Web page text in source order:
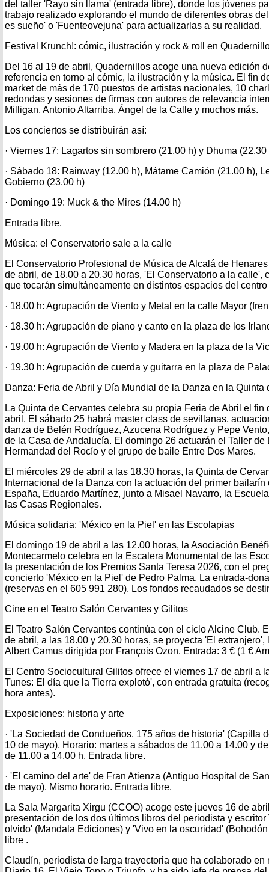
del taller 'Rayo sin llama' (entrada libre), donde los jóvenes
trabajo realizado explorando el mundo de diferentes obras
es sueño' o 'Fuenteovejuna' para actualizarlas a su realidad.
Festival Krunch!: cómic, ilustración y rock & roll en
Del 16 al 19 de abril, Quadernillos acoge una nueva edición
referencia en torno al cómic, la ilustración y la música. El fin
market de más de 170 puestos de artistas nacionales, 10
redondas y sesiones de firmas con autores de relevancia
Milligan, Antonio Altarriba, Ángel de la Calle y muchos más.
Los conciertos se distribuirán así:
· Viernes 17: Lagartos sin sombrero (21.00 h) y Dhuma (22.30
· Sábado 18: Rainway (12.00 h), Mátame Camión (21.00 h),
Gobierno (23.00 h)
· Domingo 19: Muck & the Mires (14.00 h)
Entrada libre.
Música: el Conservatorio sale a la calle
El Conservatorio Profesional de Música de Alcalá de
de abril, de 18.00 a 20.30 horas, 'El Conservatorio a la calle',
que tocarán simultáneamente en distintos espacios del
· 18.00 h: Agrupación de Viento y Metal en la calle Mayor
· 18.30 h: Agrupación de piano y canto en la plaza de los
· 19.00 h: Agrupación de Viento y Madera en la plaza de la
· 19.30 h: Agrupación de cuerda y guitarra en la plaza de
Danza: Feria de Abril y Día Mundial de la Danza en la Quinta
La Quinta de Cervantes celebra su propia Feria de Abril el fin
abril. El sábado 25 habrá master class de sevillanas,
danza de Belén Rodríguez, Azucena Rodríguez y Pepe
de la Casa de Andalucía. El domingo 26 actuarán el Taller de
Hermandad del Rocío y el grupo de baile Entre Dos Mares.
El miércoles 29 de abril a las 18.30 horas, la Quinta de
Internacional de la Danza con la actuación del primer
España, Eduardo Martínez, junto a Misael Navarro, la
las Casas Regionales.
Música solidaria: 'México en la Piel' en las Escolapias
El domingo 19 de abril a las 12.00 horas, la Asociación
Montecarmelo celebra en la Escalera Monumental de las
la presentación de los Premios Santa Teresa 2026, con el
concierto 'México en la Piel' de Pedro Palma. La entrada-
(reservas en el 605 991 280). Los fondos recaudados se
Cine en el Teatro Salón Cervantes y Gilitos
El Teatro Salón Cervantes continúa con el ciclo Alcine Club.
de abril, a las 18.00 y 20.30 horas, se proyecta 'El
Albert Camus dirigida por François Ozon. Entrada: 3 € (1 €
El Centro Sociocultural Gilitos ofrece el viernes 17 de abril a
Tunes: El día que la Tierra explotó', con entrada gratuita
hora antes).
Exposiciones: historia y arte
· 'La Sociedad de Condueños. 175 años de historia' (Capilla
10 de mayo). Horario: martes a sábados de 11.00 a 14.00 y
de 11.00 a 14.00 h. Entrada libre.
· 'El camino del arte' de Fran Atienza (Antiguo Hospital de
de mayo). Mismo horario. Entrada libre.
La Sala Margarita Xirgu (CCOO) acoge este jueves 16 de
presentación de los dos últimos libros del periodista y
olvido' (Mandala Ediciones) y 'Vivo en la oscuridad'
libre .
Claudín, periodista de larga trayectoria que ha colaborado en